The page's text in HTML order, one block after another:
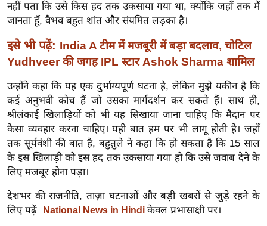
डि
या
सा
हि
ज
ग
त
ऑ
टो
व
न्यू
ज
नहीं पता कि उसे किस हद तक उकसाया गया था, क्योंकि जहाँ तक मैं
जानता हूँ, वैभव बहुत शांत और संयमित लड़का है।
इसे भी पढ़ें: India A टीम में मजबूरी में बड़ा बदलाव, चोटिल
Yudhveer की जगह IPL स्टार Ashok Sharma शामिल
उन्होंने कहा कि यह एक दुर्भाग्यपूर्ण घटना है, लेकिन मुझे यकीन है कि
कई अनुभवी कोच हैं जो उसका मार्गदर्शन कर सकते हैं। साथ ही,
श्रीलंकाई खिलाड़ियों को भी यह सिखाया जाना चाहिए कि मैदान पर
कैसा व्यवहार करना चाहिए। यही बात हम पर भी लागू होती है। जहाँ
तक सूर्यवंशी की बात है, बहुतुले ने कहा कि हो सकता है कि 15 साल
के इस खिलाड़ी को इस हद तक उकसाया गया हो कि उसे जवाब देने के
लिए मजबूर होना पड़ा।
देशभर की राजनीति, ताज़ा घटनाओं और बड़ी खबरों से जुड़े रहने के
लिए पढ़ें
National News in Hindi केवल प्रभासाक्षी पर।